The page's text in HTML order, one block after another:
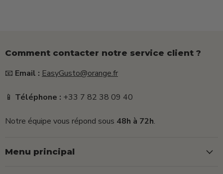
Comment contacter notre service client ?
📧 Email : EasyGusto@orange.fr
📱 Téléphone : +33 7 82 38 09 40
Notre équipe vous répond sous 48h à 72h.
Menu principal